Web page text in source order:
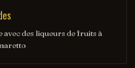
avec des liqueurs de fruits à